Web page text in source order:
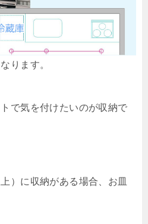
ります。
で気を付けたいのが収納で
）に収納がある場合、お皿